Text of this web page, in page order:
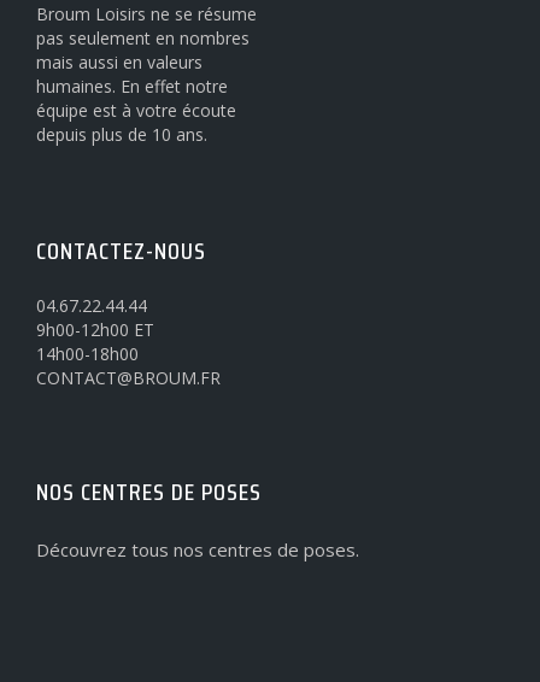
Broum Loisirs ne se résume
pas seulement en nombres
mais aussi en valeurs
humaines. En effet notre
équipe est à votre écoute
depuis plus de 10 ans.
CONTACTEZ-NOUS
04.67.22.44.44
9h00-12h00 ET
14h00-18h00
CONTACT@BROUM.FR
NOS CENTRES DE POSES
Découvrez tous nos centres de poses.